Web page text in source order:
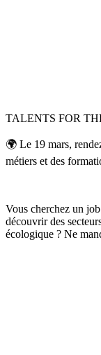
TALENTS FOR
🌍 Le 19 mars,
métiers et des
Vous cherchez un
découvrir des
écologique ? Ne